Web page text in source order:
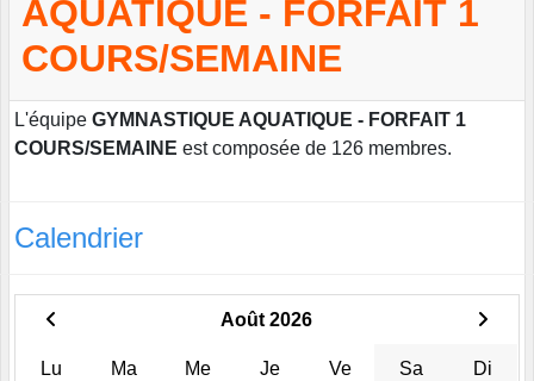
AQUATIQUE - FORFAIT 1
COURS/SEMAINE
L'équipe GYMNASTIQUE AQUATIQUE - FORFAIT 1
COURS/SEMAINE est composée de 126 membres.
Calendrier
Août 2026
Lu Ma Me Je Ve Sa Di